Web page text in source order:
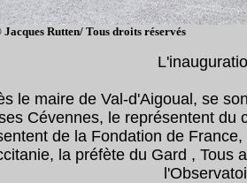
Jacques Rutten/ Tous droits réservés
le maire de Val-d'Aigoual, se
Cévennes, le représentent du
de la Fondation de
la préfète du Gard , Tous